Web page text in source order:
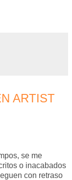
ARTIST
se me
o inacabados
con retraso